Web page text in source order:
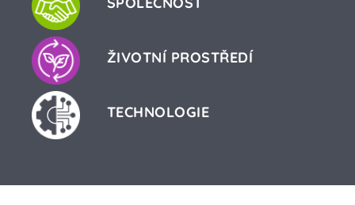
ŽIVOTNÍ PROSTŘEDÍ
TECHNOLOGIE